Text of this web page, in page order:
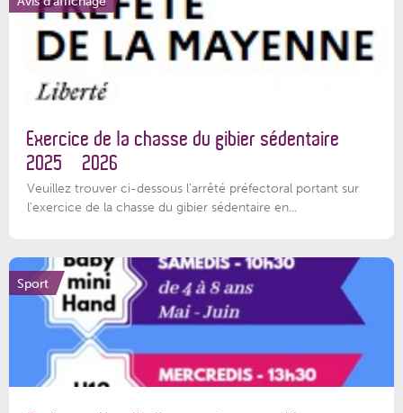
Exercice de la chasse du gibier sédentaire
2025 – 2026
Veuillez trouver ci-dessous l'arrêté préfectoral portant sur
l'exercice de la chasse du gibier sédentaire en...
Sport